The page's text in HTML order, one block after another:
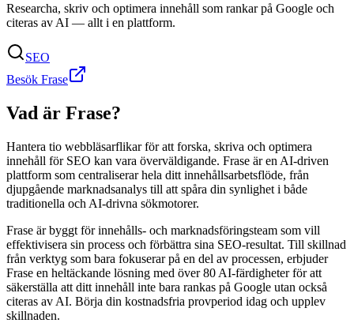
Researcha, skriv och optimera innehåll som rankar på Google och
citeras av AI — allt i en plattform.
SEO
Besök Frase
Vad är Frase?
Hantera tio webbläsarflikar för att forska, skriva och optimera
innehåll för SEO kan vara överväldigande. Frase är en AI-driven
plattform som centraliserar hela ditt innehållsarbetsflöde, från
djupgående marknadsanalys till att spåra din synlighet i både
traditionella och AI-drivna sökmotorer.
Frase är byggt för innehålls- och marknadsföringsteam som vill
effektivisera sin process och förbättra sina SEO-resultat. Till skillnad
från verktyg som bara fokuserar på en del av processen, erbjuder
Frase en heltäckande lösning med över 80 AI-färdigheter för att
säkerställa att ditt innehåll inte bara rankas på Google utan också
citeras av AI. Börja din kostnadsfria provperiod idag och upplev
skillnaden.